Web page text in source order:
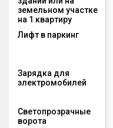
земельном участке
на 1 квартиру
Лифт в паркинг
Зарядка для
электромобилей
Светопрозрачные
ворота